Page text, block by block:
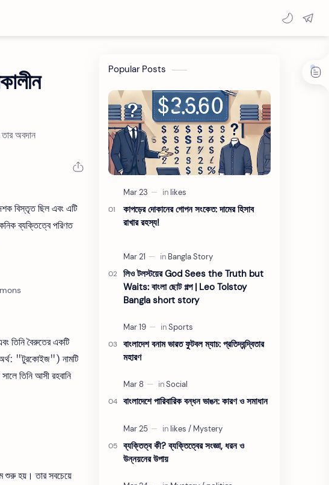
অবদান
বিস্তৃত ছিল এবং এটি
ব্যক্তিত্বে পরিণত
তিনি বৈরুতের একটি
"টুরকোইজ") নামটি
তিনি আসী রহবানি
শুরু হয়। তার সবচেয়ে
Popular Posts
কাপড়ের দোকানের গোপন সংকেত: দামের হিসাব
রাখার রহস্য!
লিও টলস্টয়ের God Sees the Truth but
Waits: বাংলা ছোট গল্প | Leo Tolstoy
Bangla short story
বাংলাদেশ বনাম ভারত ফুটবল ম্যাচ: প্রতিদ্বন্দ্বিতার
মহারণ
বাংলাদেশে পারিবারিক বন্ধন ভাঙন: কারণ ও সমাধান
ব্যক্তিত্ব কী? ব্যক্তিত্বের সংজ্ঞা, ধরন ও
উন্নয়নের উপায়